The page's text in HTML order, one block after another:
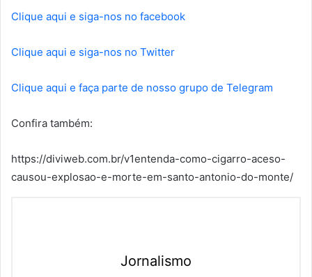
Clique aqui e siga-nos no facebook
Clique aqui e siga-nos no Twitter
Clique aqui e faça parte de nosso grupo de Telegram
Confira também:
https://diviweb.com.br/v1entenda-como-cigarro-aceso-
causou-explosao-e-morte-em-santo-antonio-do-monte/
Jornalismo